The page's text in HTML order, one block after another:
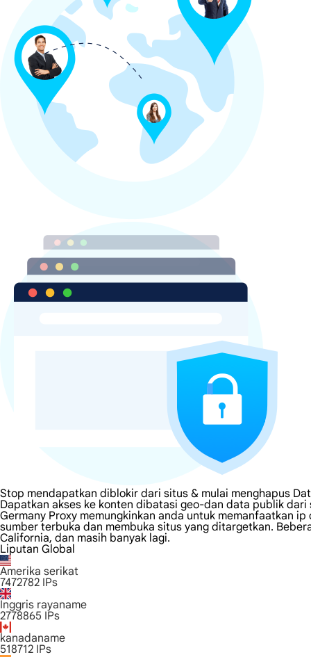
Stop mendapatkan diblokir dari situs & mulai menghapus
Dapatkan akses ke konten dibatasi geo-dan data publik dari
Germany Proxy memungkinkan anda untuk memanfaatkan
sumber terbuka dan membuka situs yang ditargetkan.
California, dan masih banyak lagi.
Liputan Global
Amerika serikat
7472782 IPs
Inggris rayaname
2778865 IPs
kanadaname
518712 IPs